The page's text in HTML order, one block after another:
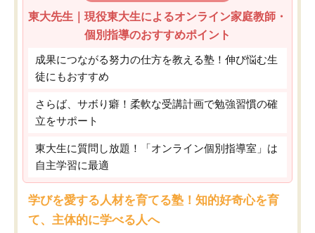
東大先生｜現役東大生によるオンライン家庭教師・
個別指導のおすすめポイント
成果につながる努力の仕方を教える塾！伸び悩む生
徒にもおすすめ
さらば、サボり癖！柔軟な受講計画で勉強習慣の確
立をサポート
東大生に質問し放題！「オンライン個別指導室」は
自主学習に最適
学びを愛する人材を育てる塾！知的好奇心を育
て、主体的に学べる人へ